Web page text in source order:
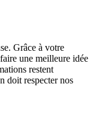
Grâce à votre
une meilleure idée
restent
doit respecter nos